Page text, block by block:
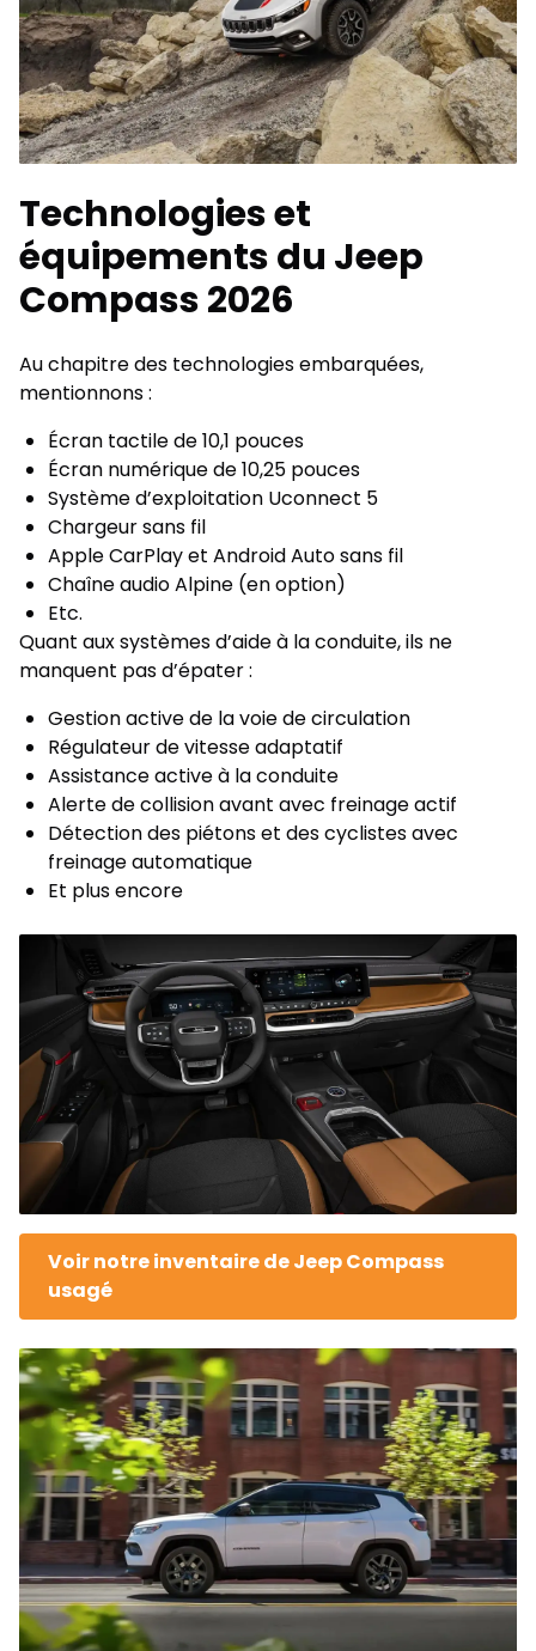
Technologies et
équipements du Jeep
Compass 2026
Au chapitre des technologies embarquées,
mentionnons :
Écran tactile de 10,1 pouces
Écran numérique de 10,25 pouces
Système d’exploitation Uconnect 5
Chargeur sans fil
Apple CarPlay et Android Auto sans fil
Chaîne audio Alpine (en option)
Etc.
Quant aux systèmes d’aide à la conduite, ils ne
manquent pas d’épater :
Gestion active de la voie de circulation
Régulateur de vitesse adaptatif
Assistance active à la conduite
Alerte de collision avant avec freinage actif
Détection des piétons et des cyclistes avec
freinage automatique
Et plus encore
Voir notre inventaire de Jeep Compass
usagé